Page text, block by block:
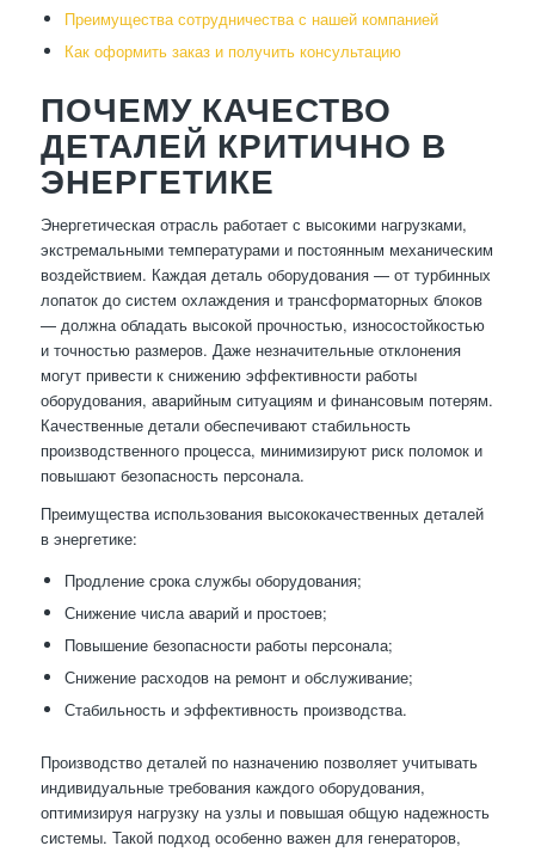
Преимущества сотрудничества с нашей компанией
Как оформить заказ и получить консультацию
ПОЧЕМУ КАЧЕСТВО
ДЕТАЛЕЙ КРИТИЧНО В
ЭНЕРГЕТИКЕ
Энергетическая отрасль работает с высокими нагрузками,
экстремальными температурами и постоянным механическим
воздействием. Каждая деталь оборудования — от турбинных
лопаток до систем охлаждения и трансформаторных блоков
— должна обладать высокой прочностью, износостойкостью
и точностью размеров. Даже незначительные отклонения
могут привести к снижению эффективности работы
оборудования, аварийным ситуациям и финансовым потерям.
Качественные детали обеспечивают стабильность
производственного процесса, минимизируют риск поломок и
повышают безопасность персонала.
Преимущества использования высококачественных деталей
в энергетике:
Продление срока службы оборудования;
Снижение числа аварий и простоев;
Повышение безопасности работы персонала;
Снижение расходов на ремонт и обслуживание;
Стабильность и эффективность производства.
Производство деталей по назначению позволяет учитывать
индивидуальные требования каждого оборудования,
оптимизируя нагрузку на узлы и повышая общую надежность
системы. Такой подход особенно важен для генераторов,